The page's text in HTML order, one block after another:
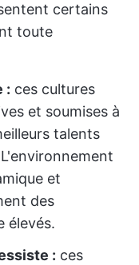
certains
toute
: ces cultures
et soumises à
talents
et
des
élevés.
: ces